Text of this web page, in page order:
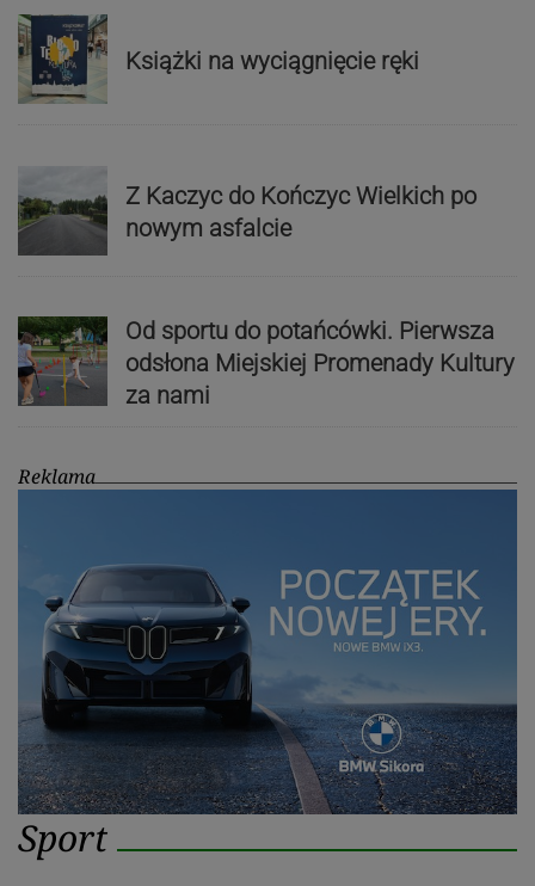
Książki na wyciągnięcie ręki
Z Kaczyc do Kończyc Wielkich po
nowym asfalcie
Od sportu do potańcówki. Pierwsza
odsłona Miejskiej Promenady Kultury
za nami
Reklama
Sport